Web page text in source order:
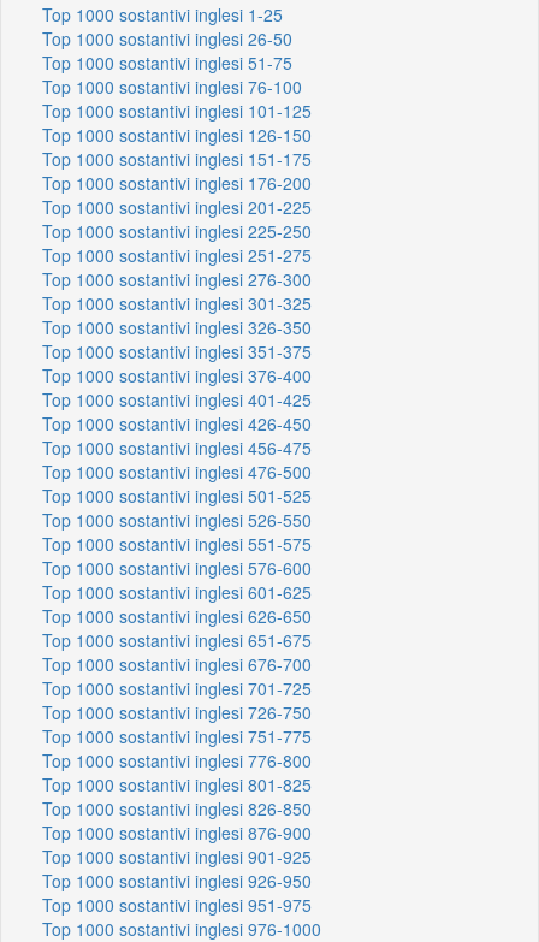
Top 1000 sostantivi inglesi 1-25
Top 1000 sostantivi inglesi 26-50
Top 1000 sostantivi inglesi 51-75
Top 1000 sostantivi inglesi 76-100
Top 1000 sostantivi inglesi 101-125
Top 1000 sostantivi inglesi 126-150
Top 1000 sostantivi inglesi 151-175
Top 1000 sostantivi inglesi 176-200
Top 1000 sostantivi inglesi 201-225
Top 1000 sostantivi inglesi 225-250
Top 1000 sostantivi inglesi 251-275
Top 1000 sostantivi inglesi 276-300
Top 1000 sostantivi inglesi 301-325
Top 1000 sostantivi inglesi 326-350
Top 1000 sostantivi inglesi 351-375
Top 1000 sostantivi inglesi 376-400
Top 1000 sostantivi inglesi 401-425
Top 1000 sostantivi inglesi 426-450
Top 1000 sostantivi inglesi 456-475
Top 1000 sostantivi inglesi 476-500
Top 1000 sostantivi inglesi 501-525
Top 1000 sostantivi inglesi 526-550
Top 1000 sostantivi inglesi 551-575
Top 1000 sostantivi inglesi 576-600
Top 1000 sostantivi inglesi 601-625
Top 1000 sostantivi inglesi 626-650
Top 1000 sostantivi inglesi 651-675
Top 1000 sostantivi inglesi 676-700
Top 1000 sostantivi inglesi 701-725
Top 1000 sostantivi inglesi 726-750
Top 1000 sostantivi inglesi 751-775
Top 1000 sostantivi inglesi 776-800
Top 1000 sostantivi inglesi 801-825
Top 1000 sostantivi inglesi 826-850
Top 1000 sostantivi inglesi 876-900
Top 1000 sostantivi inglesi 901-925
Top 1000 sostantivi inglesi 926-950
Top 1000 sostantivi inglesi 951-975
Top 1000 sostantivi inglesi 976-1000